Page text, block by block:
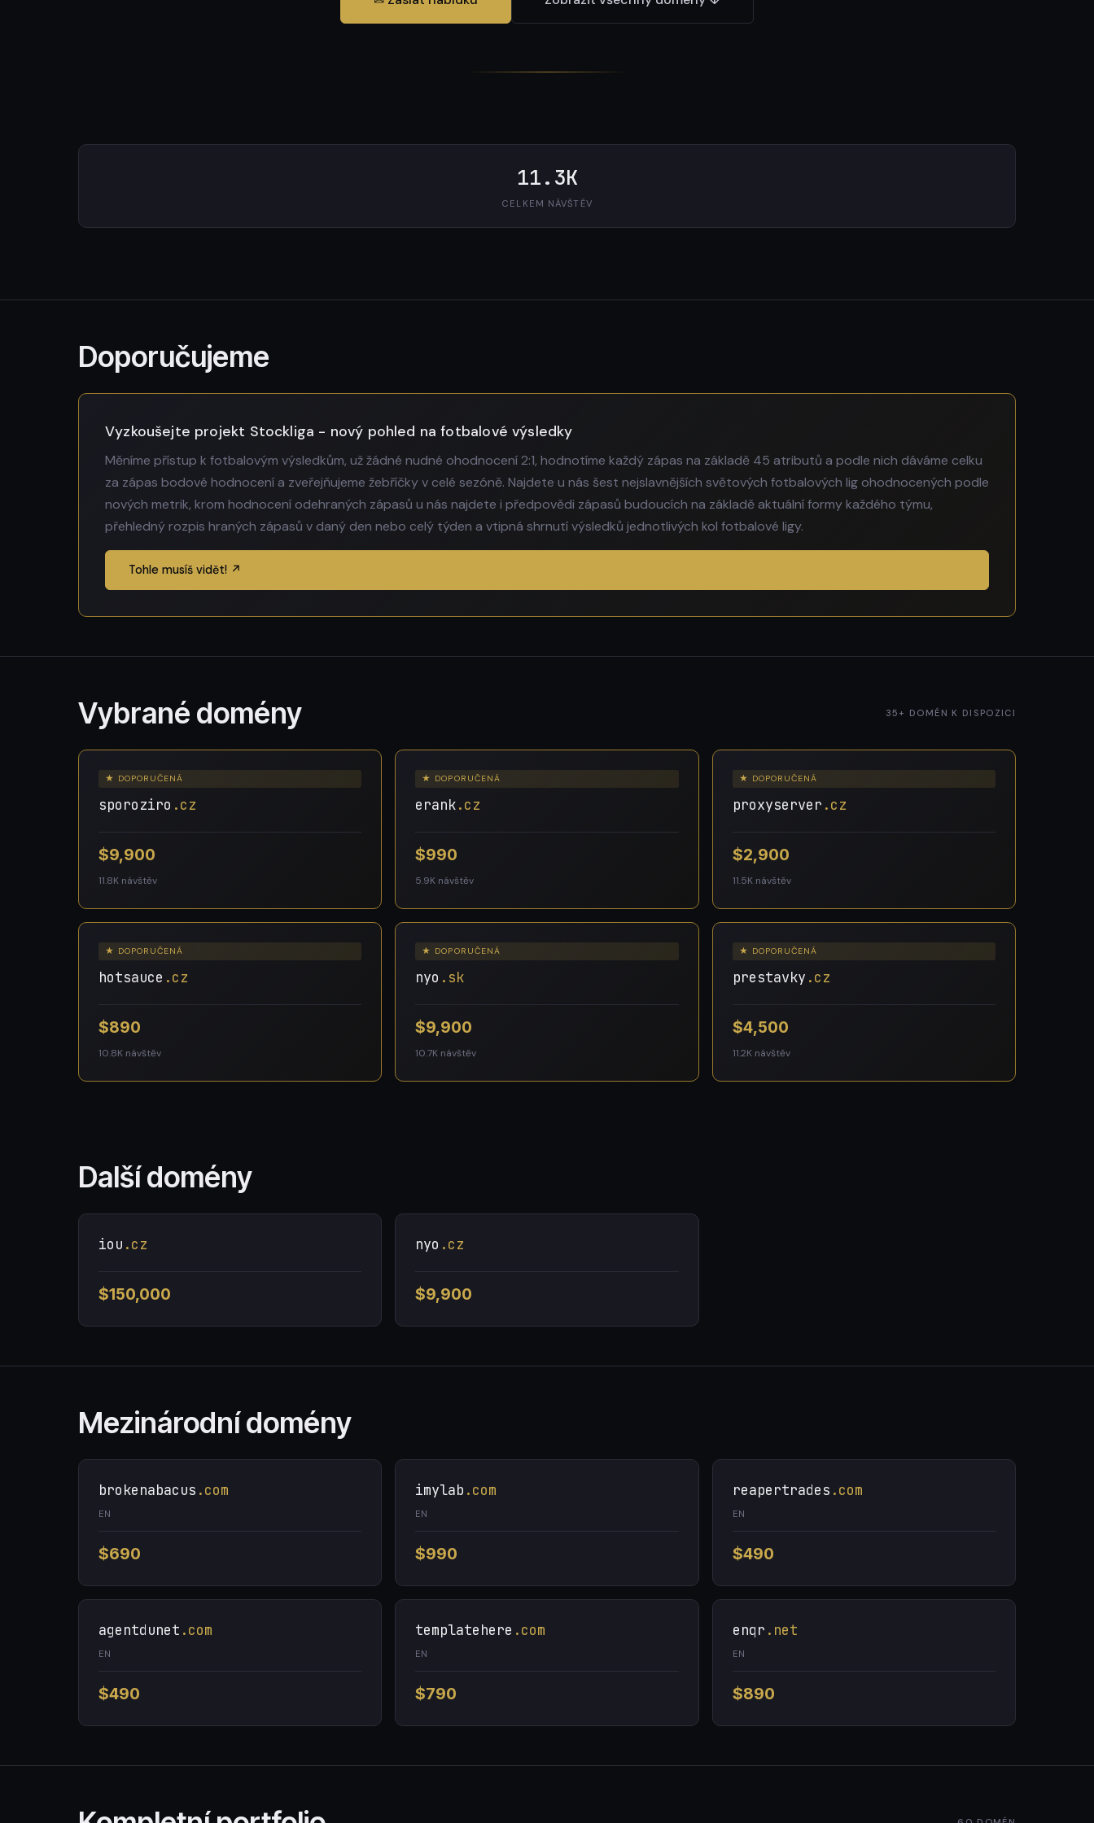
11.3K
CELKEM NÁVŠTĚV
Doporučujeme
Vyzkoušejte projekt Stockliga - nový pohled na fotbalové výsledky
Měníme přístup k fotbalovým výsledkům, už žádné nudné ohodnocení 2:1, hodnotíme každý zápas na základě 45 atributů a podle nich dáváme celku
za zápas bodové hodnocení a zveřejňujeme žebříčky v celé sezóně. Najdete u nás šest nejslavnějších světových fotbalových lig ohodnocených podle
nových metrik, krom hodnocení odehraných zápasů u nás najdete i předpovědi zápasů budoucích na základě aktuální formy každého týmu,
přehledný rozpis hraných zápasů v daný den nebo celý týden a vtipná shrnutí výsledků jednotlivých kol fotbalové ligy.
Tohle musíš vidět! ↗
Vybrané domény 35+ DOMÉN K DISPOZICI
★ DOPORUČENÁ
sporoziro .cz
$9,900
11.8K návštěv
★ DOPORUČENÁ
erank.cz
$990
5.9K návštěv
★ DOPORUČENÁ
proxyserver .cz
$2,900
11.5K návštěv
★ DOPORUČENÁ
hotsauce .cz
$890
10.8K návštěv
★ DOPORUČENÁ
nyo .sk
$9,900
10.7K návštěv
★ DOPORUČENÁ
prestavky .cz
$4,500
11.2K návštěv
Další domény
iou .cz
$150,000
nyo .cz
$9,900
Mezinárodní domény
brokenabacus .com
EN
$690
imylab .com
EN
$990
reapertrades .com
EN
$490
agentdunet .com
EN
$490
templatehere .com
EN
$790
enqr .net
EN
$890